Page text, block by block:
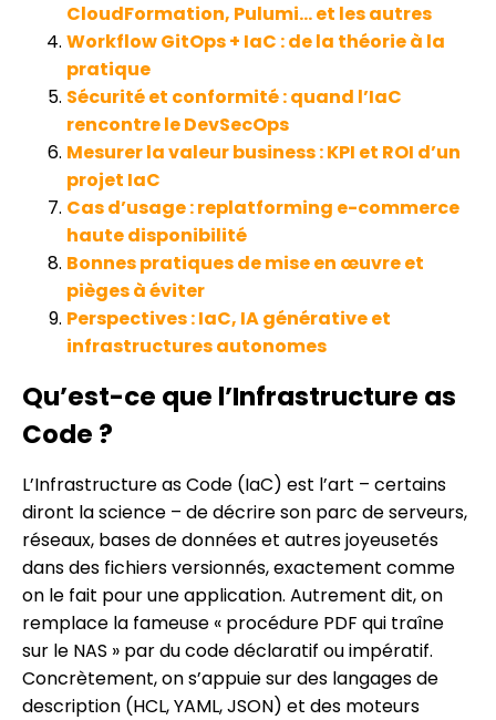
CloudFormation, Pulumi… et les autres
Workflow GitOps + IaC : de la théorie à la
pratique
Sécurité et conformité : quand l’IaC
rencontre le DevSecOps
Mesurer la valeur business : KPI et ROI d’un
projet IaC
Cas d’usage : replatforming e-commerce
haute disponibilité
Bonnes pratiques de mise en œuvre et
pièges à éviter
Perspectives : IaC, IA générative et
infrastructures autonomes
Qu’est-ce que l’Infrastructure as
Code ?
L’Infrastructure as Code (IaC) est l’art – certains
diront la science – de décrire son parc de serveurs,
réseaux, bases de données et autres joyeusetés
dans des fichiers versionnés, exactement comme
on le fait pour une application. Autrement dit, on
remplace la fameuse « procédure PDF qui traîne
sur le NAS » par du code déclaratif ou impératif.
Concrètement, on s’appuie sur des langages de
description (HCL, YAML, JSON) et des moteurs